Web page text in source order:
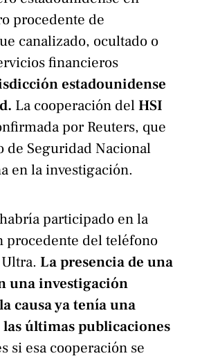
procedente de
canalizado, ocultado o
financieros
estadounidense
La cooperación delHSI
por Reuters, que
de Seguridad Nacional
en la investigación.
habría participado en la
procedente del teléfono
Ultra.La presencia de una
una investigación
causa ya tenía una
últimas publicaciones
si esa cooperación se